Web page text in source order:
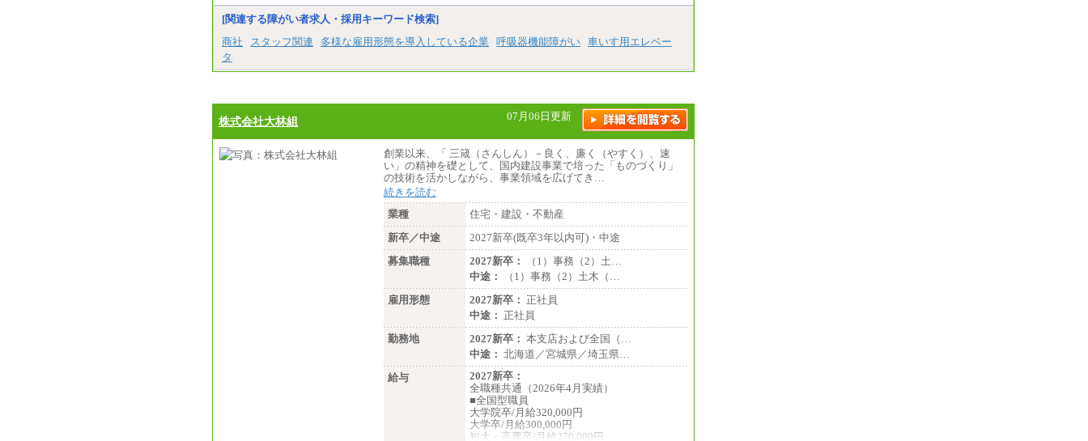
[関連する障がい者求人・採用キーワード検索]
商社
スタッフ関連 多様な雇用形態を導入している企業 呼吸器機能障がい 車いす用エレベー
タ
株式会社大林組 07月06日更新
創業以来、「 三箴（さんしん）－良く、廉く（やすく）、速
い」の精神を礎として、国内建設事業で培った「ものづくり」
の技術を活かしながら、事業領域を広げてき…
続きを読む
業種
住宅・建設・不動産
新卒／中途
2027新卒(既卒3年以内可)・中途
募集職種
2027新卒：
（1）事務（2）土…
中途：
（1）事務（2）土木（…
雇用形態
2027新卒： 正社員
中途： 正社員
勤務地
2027新卒： 本支店および全国（…
中途： 北海道／宮城県／埼玉県…
給与
2027新卒：
全職種共通（2026年4月実績）
■全国型職員
大学院卒/月給320,000円
大学卒/月給300,000円
短大・高専卒/月給270,000円